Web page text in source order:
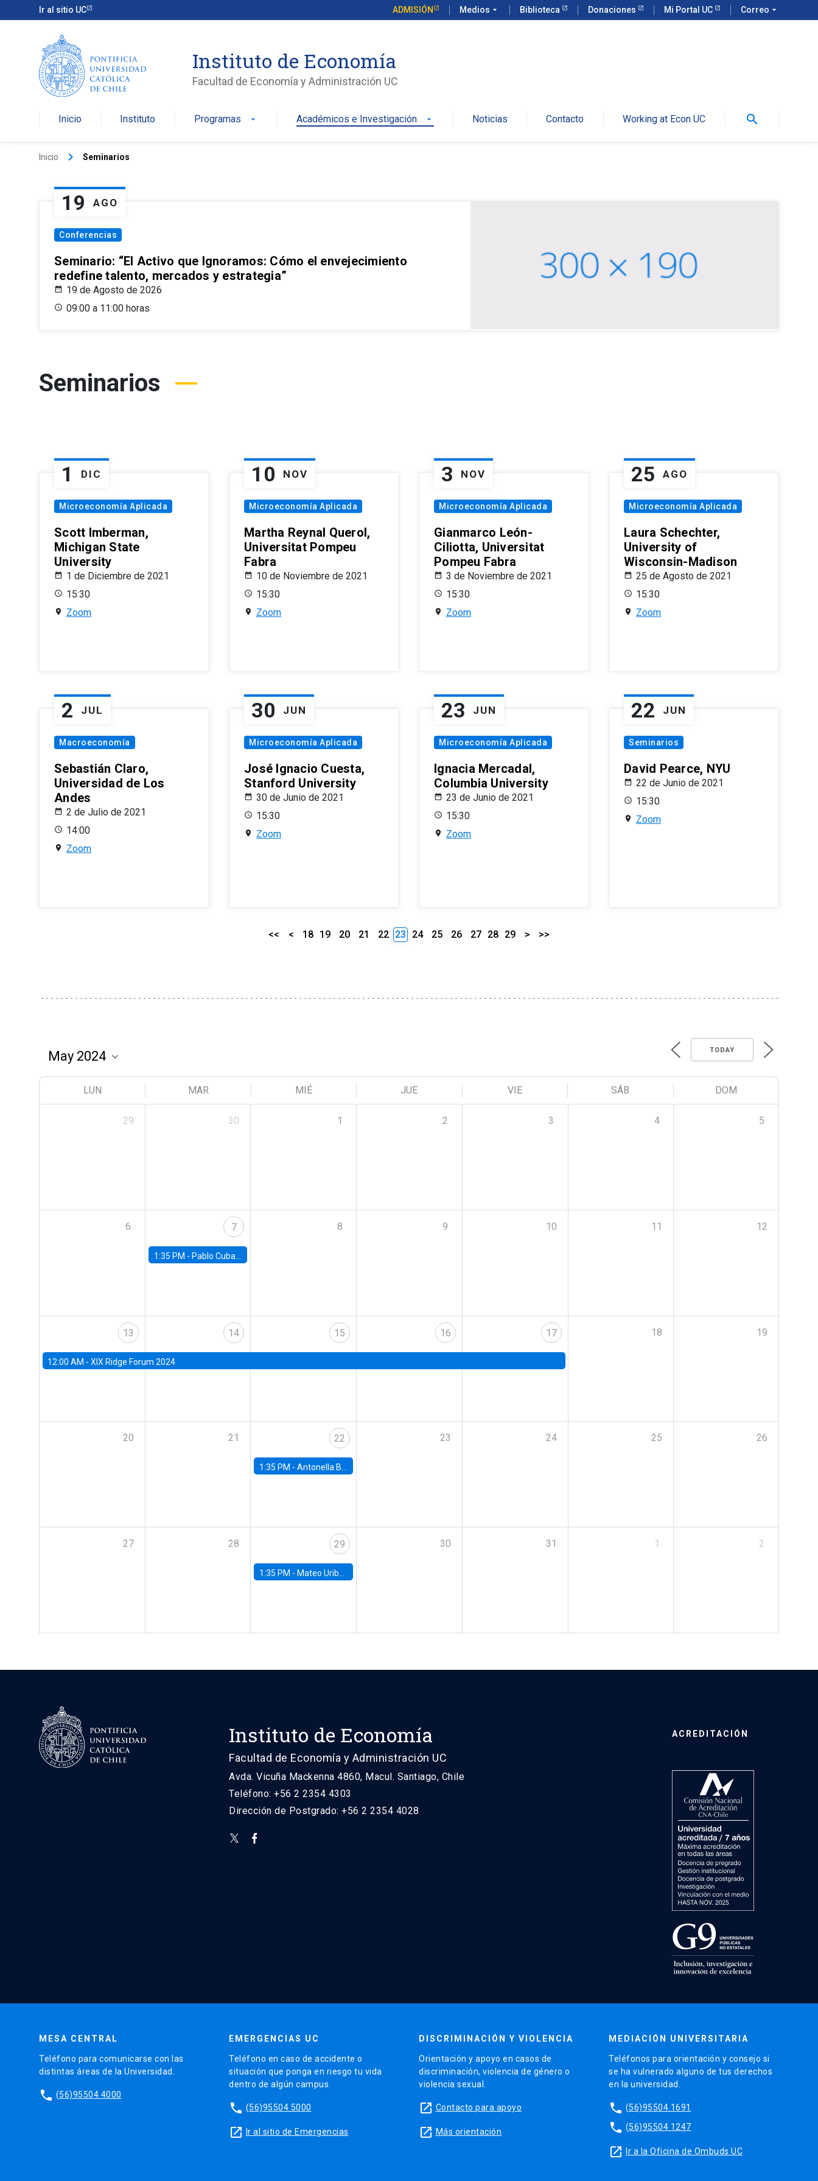
Ir al sitio UC ADMISIÓN Medios arrow_drop_down Biblioteca Donaciones Mi Portal UC Correo arrow_drop_down
Instituto de Economía
Facultad de Economía y Administración UC
Inicio Instituto Programas arrow_drop_down Académicos e Investigación arrow_drop_down Noticias Contacto Working at Econ UC search
Inicio keyboard_arrow_right Seminarios
19 AGO
Conferencias
Seminario: “El Activo que Ignoramos: Cómo el envejecimiento
redefine talento, mercados y estrategia”
19 de Agosto de 2026
09:00 a 11:00 horas
Seminarios
1 DIC
Microeconomía Aplicada
Scott Imberman,
Michigan State
University
1 de Diciembre de 2021
15:30
Zoom
10 NOV
Microeconomía Aplicada
Martha Reynal Querol,
Universitat Pompeu
Fabra
10 de Noviembre de 2021
15:30
Zoom
3 NOV
Microeconomía Aplicada
Gianmarco León-
Ciliotta, Universitat
Pompeu Fabra
3 de Noviembre de 2021
15:30
Zoom
25 AGO
Microeconomía Aplicada
Laura Schechter,
University of
Wisconsin-Madison
25 de Agosto de 2021
15:30
Zoom
2 JUL
Macroeconomía
Sebastián Claro,
Universidad de Los
Andes
2 de Julio de 2021
14:00
Zoom
30 JUN
Microeconomía Aplicada
José Ignacio Cuesta,
Stanford University
30 de Junio de 2021
15:30
Zoom
23 JUN
Microeconomía Aplicada
Ignacia Mercadal,
Columbia University
23 de Junio de 2021
15:30
Zoom
22 JUN
Seminarios
David Pearce, NYU
22 de Junio de 2021
15:30
Zoom
<< < 18 19 20 21 22 23 24 25 26 27 28 29 > >>
TODAY
LUN MAR MIÉ JUE VIE SÁB DOM
29 30 1 2 3 4 5
6 7
1:35 PM - Pablo Cuba, FED Board
8 9 10 11 12
13
12:00 AM - XIX Ridge Forum 2024
14 15 16 17 18 19
20 21 22
1:35 PM -Antonella Bancalari, Institute for Fiscal Studies (IFS) and Research Associate at University College London (UCL)
23 24 25 26
27 28 29
1:35 PM - Mateo Uribe-Castro, Universidad de los Andes (Colombia)
30 31 1 2
Instituto de Economía
Facultad de Economía y Administración UC
Avda. Vicuña Mackenna 4860, Macul. Santiago, Chile
Teléfono: +56 2 2354 4303
Dirección de Postgrado: +56 2 2354 4028
ACREDITACIÓN
MESA CENTRAL
Teléfono para comunicarse con las
distintas áreas de la Universidad.
phone (56)95504 4000
EMERGENCIAS UC
Teléfono en caso de accidente o
situación que ponga en riesgo tu vida
dentro de algún campus.
phone (56)95504 5000
launch Ir al sitio de Emergencias
DISCRIMINACIÓN Y VIOLENCIA
Orientación y apoyo en casos de
discriminación, violencia de género o
violencia sexual.
launch Contacto para apoyo
launch Más orientación
MEDIACIÓN UNIVERSITARIA
Teléfonos para orientación y consejo si
se ha vulnerado alguno de tus derechos
en la universidad.
phone (56)95504 1691
phone (56)95504 1247
launch Ir a la Oficina de Ombuds UC